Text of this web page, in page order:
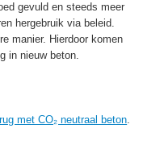
gevuld en steeds meer
hergebruik via beleid.
manier. Hierdoor komen
in nieuw beton.
met CO₂ neutraal beton.